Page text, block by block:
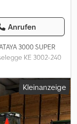
Anrufen
3000 SUPER
KE 3002-240
P 500, 760 mm
(0060)
Tragarme Set
SN: CYA0002834
links
Kleinanzeige